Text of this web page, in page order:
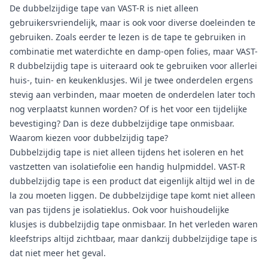
De dubbelzijdige tape van VAST-R is niet alleen
gebruikersvriendelijk, maar is ook voor diverse doeleinden te
gebruiken. Zoals eerder te lezen is de tape te gebruiken in
combinatie met waterdichte en damp-open folies, maar VAST-
R dubbelzijdig tape is uiteraard ook te gebruiken voor allerlei
huis-, tuin- en keukenklusjes. Wil je twee onderdelen ergens
stevig aan verbinden, maar moeten de onderdelen later toch
nog verplaatst kunnen worden? Of is het voor een tijdelijke
bevestiging? Dan is deze dubbelzijdige tape onmisbaar.
Waarom kiezen voor dubbelzijdig tape?
Dubbelzijdig tape is niet alleen tijdens het isoleren en het
vastzetten van isolatiefolie een handig hulpmiddel. VAST-R
dubbelzijdig tape is een product dat eigenlijk altijd wel in de
la zou moeten liggen. De dubbelzijdige tape komt niet alleen
van pas tijdens je isolatieklus. Ook voor huishoudelijke
klusjes is dubbelzijdig tape onmisbaar. In het verleden waren
kleefstrips altijd zichtbaar, maar dankzij dubbelzijdige tape is
dat niet meer het geval.